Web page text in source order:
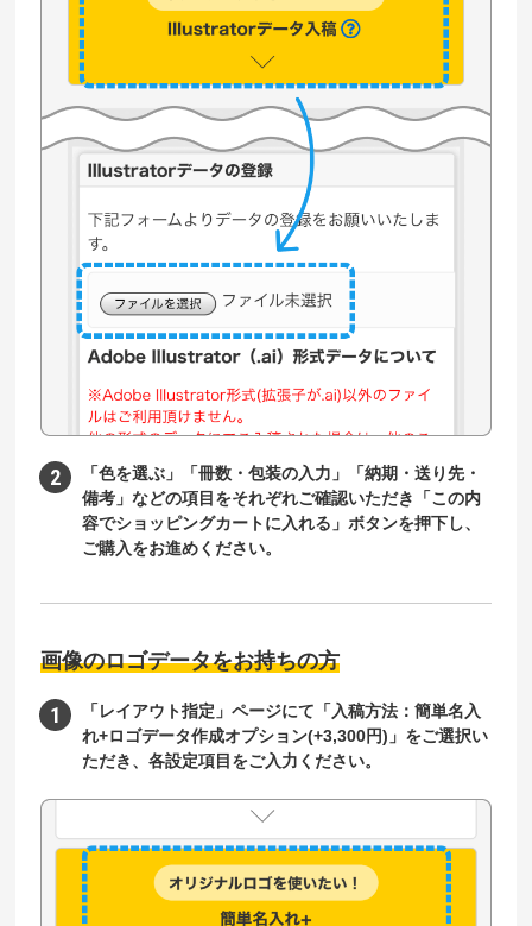
「色を選ぶ」「冊数・包装の入力」「納期・送り先・
備考」などの項目をそれぞれご確認いただき「この内
容でショッピングカートに入れる」ボタンを押下し、
ご購入をお進めください。
画像のロゴデータをお持ちの方
「レイアウト指定」ページにて「入稿方法：簡単名入
れ+ロゴデータ作成オプション(+3,300円)」をご選択い
ただき、各設定項目をご入力ください。